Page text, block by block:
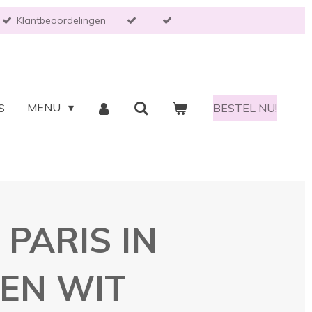
Klantbeoordelingen
MENU BESTEL NU!
IN
WIT